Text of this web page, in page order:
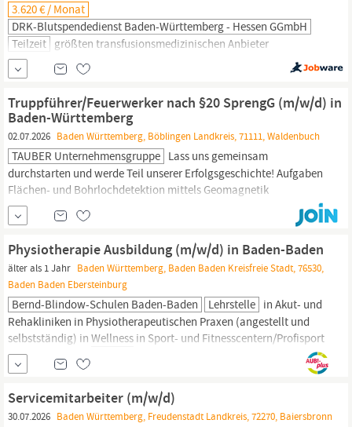
3.620 € / Monat
DRK-Blutspendedienst Baden-Württemberg - Hessen GGmbH
Teilzeit größten transfusionsmedizinischen Anbieter
Deutschlands sorgt der DRK-Blutspendedienst
Württemberg
- Hessen mit seinen Tochtergesellschaften und
Beteiligungen dafür, dass Kliniken und Arztpraxen täglich mit
lebenswichtigen Blutprodukten versorgt werden. Mehr als 3.000
engagierte Mitarbeitende arbeiten Hand in Hand - medizinisch,
technisch und...
Truppführer/Feuerwerker nach §20 SprengG (m/w/d) in
Baden-Württemberg
02.07.2026 Baden Württemberg, Böblingen Landkreis, 71111, Waldenbuch
TAUBER Unternehmensgruppe Lass uns gemeinsam
durchstarten und werde Teil unserer Erfolgsgeschichte! Aufgaben
Flächen- und Bohrlochdetektion mittels Geomagnetik
Aufgrabungen von Anomalien Leitung einer Räumstelle und
Koordination der Arbeiten Bauaushubüberwachung
Dokumentation von Räumstellen Einsatzgbiete hauptsächlich in
BadenWürttembergoder Bayern...
Physiotherapie Ausbildung (m/w/d) in Baden-Baden
älter als 1 Jahr Baden Württemberg, Baden Baden Kreisfreie Stadt, 76530,
Baden Baden Ebersteinburg
Bernd-Blindow-Schulen Baden-Baden Lehrstelle in Akut- und
Rehakliniken in Physiotherapeutischen Praxen (angestellt und
selbstständig) in Wellness in Sport- und Fitnesscentern/Profisport
in Altenheimen und bei Hausbesuchen in Einrichtungen für
beeinträchtigte Menschen Anmeldung zur Physiotherapie-
Ausbildung: Um Dich zu bewerben, benötigen wir zunächst das
ausgefüllte und
Servicemitarbeiter (m/w/d)
30.07.2026 Baden Württemberg, Freudenstadt Landkreis, 72270, Baiersbronn